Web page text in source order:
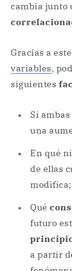
cambia junto
Gracias a
variables,
siguientes
Si
una
En qué
de ellas
modifica;
Qué
futuro
a partir